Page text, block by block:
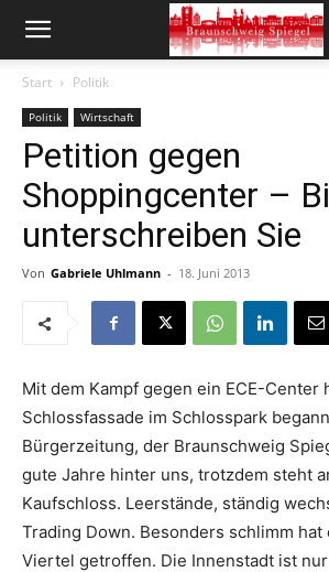
Start Politik
Politik Wirtschaft
Petition gegen
Shoppingcenter –
unterschreiben Sie
Von Gabriele Uhlmann - 18. Juni 2013
Mit dem Kampf gegen ein ECE-Center
Schlossfassade im Schlosspark
Bürgerzeitung, der Braunschweig
gute Jahre hinter uns, trotzdem steht
Kaufschloss. Leerstände, ständig
Trading Down. Besonders schlimm hat
Viertel getroffen. Die Innenstadt ist